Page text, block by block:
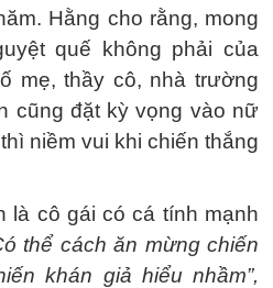
Hằng cho rằng, mong
quế không phải của
mẹ, thầy cô, nhà trường
cũng đặt kỳ vọng vào nữ
niềm vui khi chiến thắng
là cô gái có cá tính mạnh
thể cách ăn mừng chiến
khán giả hiểu nhầm”,